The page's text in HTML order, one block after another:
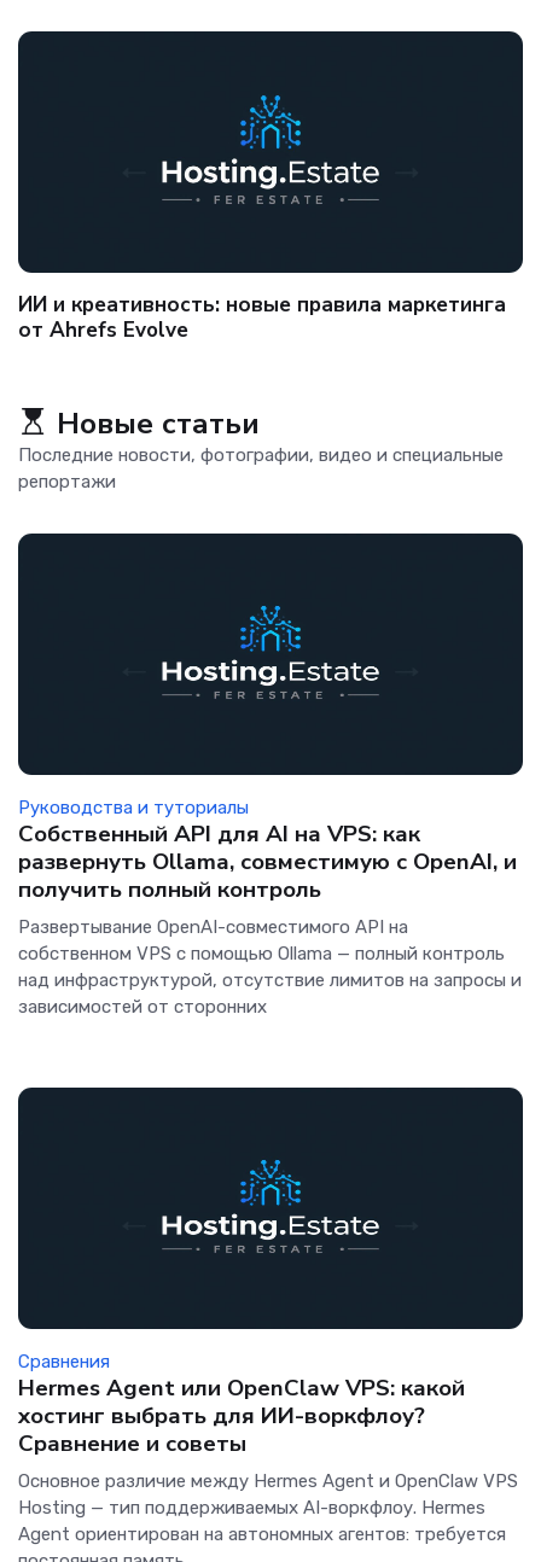
Ключевые тренды e-commerce: на что делать
ставку бизнесу
Новые статьи
Последние новости, фотографии, видео и специальные
репортажи
Руководства и туториалы
Собственный API для AI на VPS: как
развернуть Ollama, совместимую с OpenAI, и
получить полный контроль
Развертывание OpenAI-совместимого API на
собственном VPS с помощью Ollama — полный контроль
над инфраструктурой, отсутствие лимитов на запросы и
зависимостей от сторонних
Сравнения
Hermes Agent или OpenClaw VPS: какой
хостинг выбрать для ИИ-воркфлоу?
Сравнение и советы
Основное различие между Hermes Agent и OpenClaw VPS
Hosting — тип поддерживаемых AI-воркфлоу. Hermes
Agent ориентирован на автономных агентов: требуется